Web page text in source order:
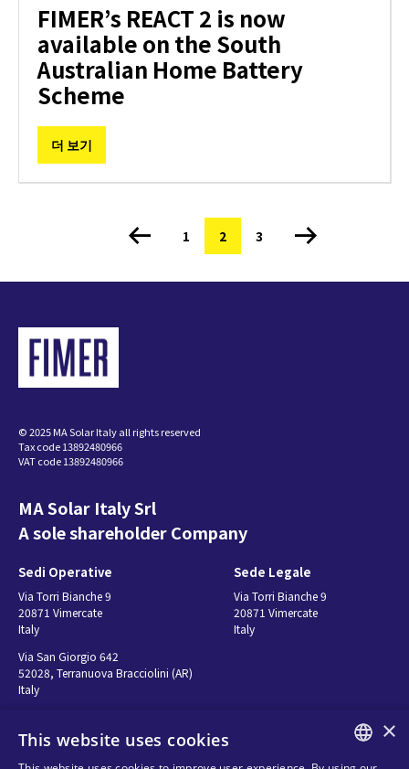
FIMER’s REACT 2 is now
available on the South
Australian Home Battery
Scheme
더 보기
이
지
정
쪽
1
현
2 쪽
3
© 2025 MA Solar Italy all rights reserved
Tax code 13892480966
VAT code 13892480966
MA Solar Italy Srl
A sole shareholder Company
Sedi Operative
Via Torri Bianche 9
20871 Vimercate
Italy
Via San Giorgio 642
52028, Terranuova Bracciolini (AR)
Italy
Sede Legale
Via Torri Bianche 9
20871 Vimercate
Italy
Contatti Seguici
×
This website uses cookies